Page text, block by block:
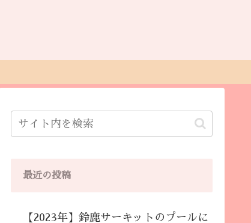
最近の投稿
【2023年】鈴鹿サーキットのプールに